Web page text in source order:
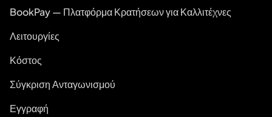
BookPay — Πλατφόρμα Κρατήσεων για Καλλιτέχνες
Λειτουργίες
Κόστος
Σύγκριση Ανταγωνισμού
Εγγραφή